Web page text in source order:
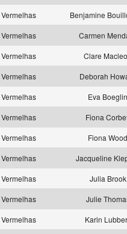
Vermelhas
Benjamine
Vermelhas
Carmen
Vermelhas
Clare
Vermelhas
Deborah
Vermelhas
Eva Boeglin
Vermelhas
Fiona
Vermelhas
Fiona Wood
Vermelhas
Jacqueline
Vermelhas
Julia Brook
Vermelhas
Julie
Vermelhas
Karin